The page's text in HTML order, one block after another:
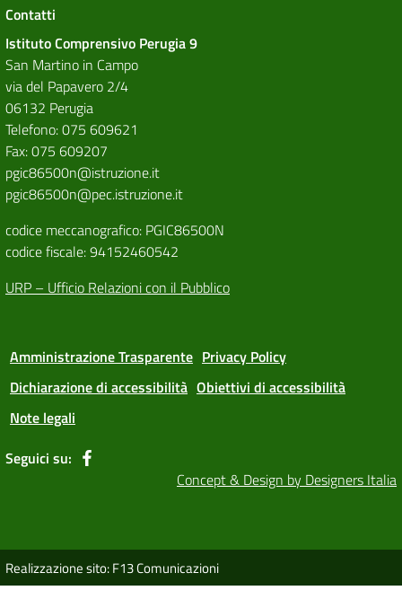
Contatti
Istituto Comprensivo Perugia 9
San Martino in Campo
via del Papavero 2/4
06132 Perugia
Telefono: 075 609621
Fax: 075 609207
pgic86500n@istruzione.it
pgic86500n@pec.istruzione.it
codice meccanografico: PGIC86500N
codice fiscale: 94152460542
URP – Ufficio Relazioni con il Pubblico
Amministrazione Trasparente Privacy Policy
Dichiarazione di accessibilità Obiettivi di accessibilità
Note legali
Seguici su:
Concept & Design by Designers Italia
Realizzazione sito: F13 Comunicazioni